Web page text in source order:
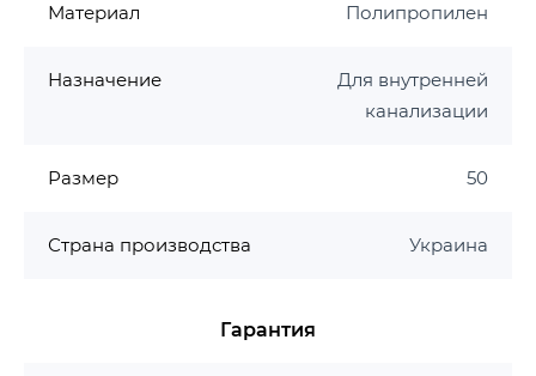
Гарантия производителя на канализацию ASG
Материал Полипропилен
Назначение
Для внутренней
канализации
Размер 50
Страна производства Украина
Гарантия